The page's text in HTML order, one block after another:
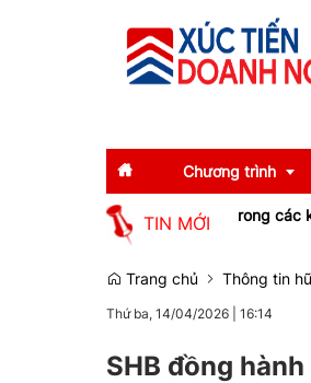
Chương trình
Diễn giả
Thông tin báo chí
Sự kiện
TIN MỚI
doanh nghiệp trong các khu công
Trang chủ Thông tin
Thứ ba, 14/04/2026 16:14
SHB đồng